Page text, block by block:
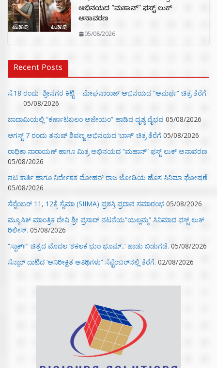
ಅಭಿನಯದ “ಮಹಾನ್” ಫಸ್ಟ್ ಲುಕ್
ಅನಾವರಣ
05/08/2026
Recent Posts
ಸೆ.18 ರಂದು ಶ್ರೀನಗರ ಕಿಟ್ಟಿ – ಮೇಘನಾರಾಜ್ ಅಭಿನಯದ “ಅಮರ್ಥ” ಚಿತ್ರ ತೆರೆಗೆ
05/08/2026
ಬಾದಾಮಿಯಲ್ಲಿ “ಕರ್ಣಾಟಬಲಂ ಅಜೇಯಂ” ಹಾಡಿದ ದೃಶ್ಯ ವೈಭವ 05/08/2026
ಆಗಸ್ಟ್ 7 ರಂದು ತನುಷ್ ಶಿವಣ್ಣ ಅಭಿನಯದ ‘ಬಾಸ್’ ಚಿತ್ರ ತೆರೆಗೆ 05/08/2026
ರಾಧಿಕಾ ನಾರಾಯಣ್ ಹಾಗೂ ಮಿತ್ರ ಅಭಿನಯದ “ಮಹಾನ್” ಫಸ್ಟ್ ಲುಕ್ ಅನಾವರಣ
05/08/2026
ನಟ ಕಾರ್ತಿ ಹಾಗೂ ನಿರ್ದೇಶಕ ಮೋಹನ್ ರಾಜ ಜೋಡಿಯ ಹೊಸ ಸಿನಿಮಾ ಘೋಷಣೆ
05/08/2026
ಸೆಪ್ಟೆಂಬರ್ 11, 12ಕ್ಕೆ ಸೈಮಾ (SIIMA) ಪ್ರಶಸ್ತಿ ಪ್ರದಾನ ಸಮಾರಂಭ 05/08/2026
ಮ್ಯೂಸಿಕ್‌ ಮಾಂತ್ರಿಕ ದೇವಿ ಶ್ರೀ ಪ್ರಸಾದ್ ನಟನೆಯ”ಯಲ್ಲಮ್ಮ” ಸಿನಿಮಾದ ಫಸ್ಟ್‌ ಲುಕ್‌
ರಿಲೀಸ್. 05/08/2026
“ಸ್ಪಾರ್ಕ್” ಚಿತ್ರದ ಮೊದಲ‌ ‘ಶಕಲಕ ಭುಂ‌ ಭೂಮ್..’ ಹಾಡು ಬಿಡುಗಡೆ. 05/08/2026
ಸೆನ್ಸಾರ್ ದಾಟಿದ ‘ಅನಿರೀಕ್ಷಿತ ಅತಿಥಿಗಳು” ಸೆಪ್ಟೆಂಬರ್‌ನಲ್ಲಿ ತೆರೆಗೆ. 02/08/2026